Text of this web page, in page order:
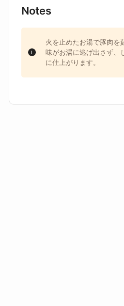
Notes
火を止めたお湯で豚肉を
味がお湯に逃げ出さず、
に仕上がります。